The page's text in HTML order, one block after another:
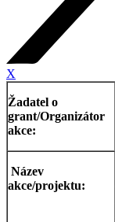
X
Žadatel o
grant/Organizátor
akce:
Název
akce/projektu: